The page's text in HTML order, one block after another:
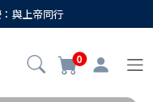
與上帝同行
0